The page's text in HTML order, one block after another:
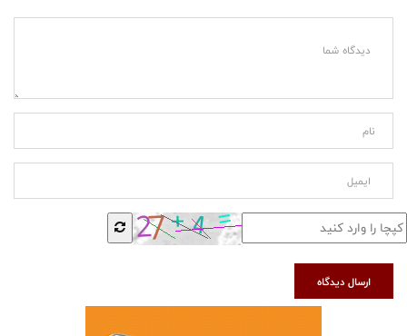
ارسال دیدگاه